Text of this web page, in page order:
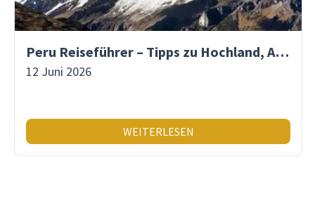
Peru Reiseführer – Tipps zu Hochland, Amazonas & Inka-Erbe
12 Juni 2026
WEITERLESEN